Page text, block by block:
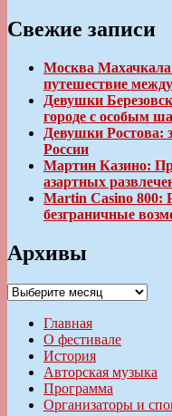
Свежие записи
Москва
путешествие
Девушки
городе с особым
Девушки Ростова:
России
Мартин Казино:
азартных
Martin Casino 800:
безграничные
Архивы
Архивы
Главная
О фестивале
История
Авторская музыка
Программа
Организаторы и